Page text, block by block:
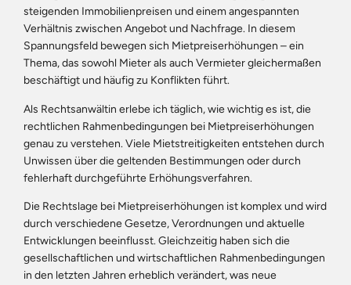
steigenden Immobilienpreisen und einem angespannten
Verhältnis zwischen Angebot und Nachfrage. In diesem
Spannungsfeld bewegen sich Mietpreiserhöhungen – ein
Thema, das sowohl Mieter als auch Vermieter gleichermaßen
beschäftigt und häufig zu Konflikten führt.
Als Rechtsanwältin erlebe ich täglich, wie wichtig es ist, die
rechtlichen Rahmenbedingungen bei Mietpreiserhöhungen
genau zu verstehen. Viele Mietstreitigkeiten entstehen durch
Unwissen über die geltenden Bestimmungen oder durch
fehlerhaft durchgeführte Erhöhungsverfahren.
Die Rechtslage bei Mietpreiserhöhungen ist komplex und wird
durch verschiedene Gesetze, Verordnungen und aktuelle
Entwicklungen beeinflusst. Gleichzeitig haben sich die
gesellschaftlichen und wirtschaftlichen Rahmenbedingungen
in den letzten Jahren erheblich verändert, was neue